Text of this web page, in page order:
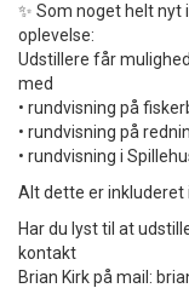
✨ Som noget helt
oplevelse:
Udstillere får
med
• rundvisning på
• rundvisning på
• rundvisning i
Alt dette er inkluderet
Har du lyst til at
kontakt
Brian Kirk på mail: